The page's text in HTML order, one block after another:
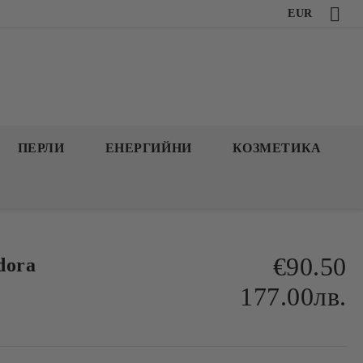
EUR
ПЕРЛИ ЕНЕРГИЙНИ КОЗМЕТИКА
€90.50
177.00лв.